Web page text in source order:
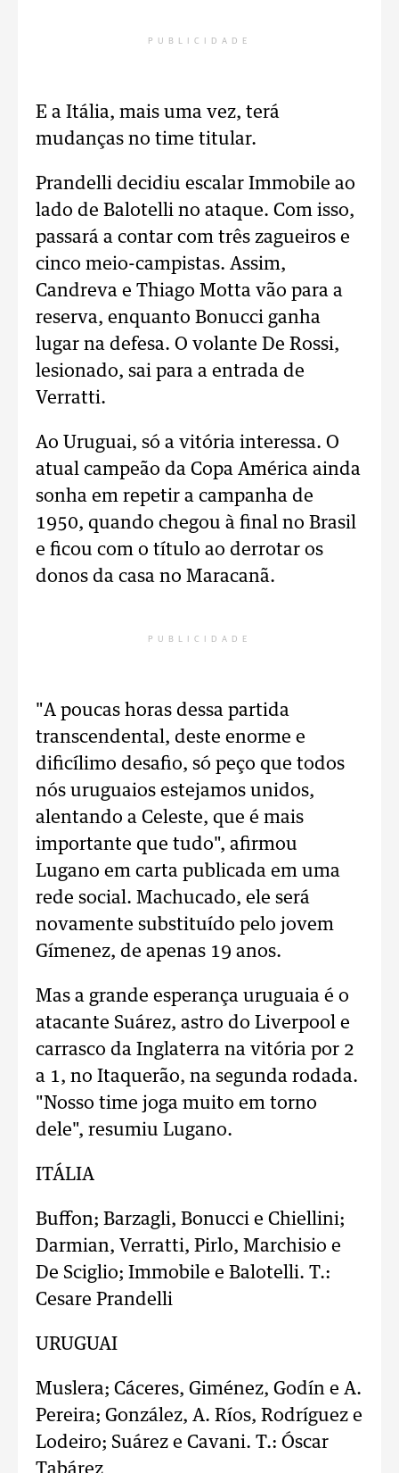
PUBLICIDADE
E a Itália, mais uma vez, terá
mudanças no time titular.
Prandelli decidiu escalar Immobile ao
lado de Balotelli no ataque. Com isso,
passará a contar com três zagueiros e
cinco meio-campistas. Assim,
Candreva e Thiago Motta vão para a
reserva, enquanto Bonucci ganha
lugar na defesa. O volante De Rossi,
lesionado, sai para a entrada de
Verratti.
Ao Uruguai, só a vitória interessa. O
atual campeão da Copa América ainda
sonha em repetir a campanha de
1950, quando chegou à final no Brasil
e ficou com o título ao derrotar os
donos da casa no Maracanã.
PUBLICIDADE
"A poucas horas dessa partida
transcendental, deste enorme e
dificílimo desafio, só peço que todos
nós uruguaios estejamos unidos,
alentando a Celeste, que é mais
importante que tudo", afirmou
Lugano em carta publicada em uma
rede social. Machucado, ele será
novamente substituído pelo jovem
Gímenez, de apenas 19 anos.
Mas a grande esperança uruguaia é o
atacante Suárez, astro do Liverpool e
carrasco da Inglaterra na vitória por 2
a 1, no Itaquerão, na segunda rodada.
"Nosso time joga muito em torno
dele", resumiu Lugano.
ITÁLIA
Buffon; Barzagli, Bonucci e Chiellini;
Darmian, Verratti, Pirlo, Marchisio e
De Sciglio; Immobile e Balotelli. T.:
Cesare Prandelli
URUGUAI
Muslera; Cáceres, Giménez, Godín e A.
Pereira; González, A. Ríos, Rodríguez e
Lodeiro; Suárez e Cavani. T.: Óscar
Tabárez